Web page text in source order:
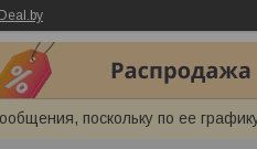
поскольку по ее